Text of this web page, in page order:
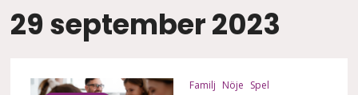
29 september 2023
Familj Nöje Spel